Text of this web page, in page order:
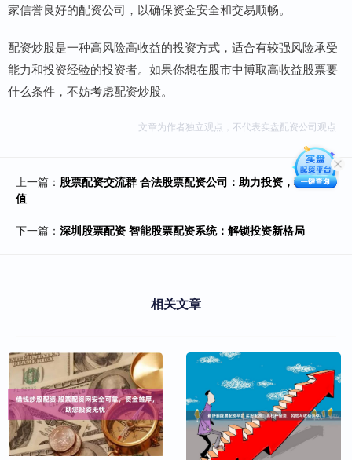
家信誉良好的配资公司，以确保资金安全和交易顺畅。
配资炒股是一种高风险高收益的投资方式，适合有较强风险承受
能力和投资经验的投资者。如果你想在股市中博取高收益股票要
什么条件，不妨考虑配资炒股。
文章为作者独立观点，不代表实盘配资公司观点
上一篇： 股票配资交流群 合法股票配资公司：助力投资，稳健增
值
下一篇： 深圳股票配资 智能股票配资系统：解锁投资新格局
相关文章